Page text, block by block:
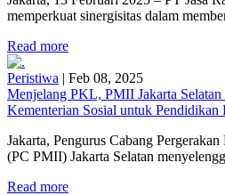
memperkuat sinergisitas dalam
Read more
Peristiwa | Feb 08, 2025
Menjelang PKL, PMII Jakarta Selatan
Kementerian Sosial untuk Pendidikan
Jakarta, Pengurus Cabang
(PC PMII) Jakarta Selatan
Read more